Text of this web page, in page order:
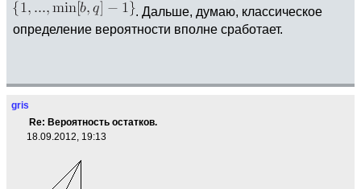
. Дальше, думаю, классическое
определение вероятности вполне сработает.
gris
Re: Вероятность остатков.
18.09.2012, 19:13